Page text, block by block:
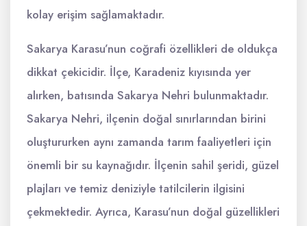
kolay erişim sağlamaktadır.
Sakarya Karasu’nun coğrafi özellikleri de oldukça
dikkat çekicidir. İlçe, Karadeniz kıyısında yer
alırken, batısında Sakarya Nehri bulunmaktadır.
Sakarya Nehri, ilçenin doğal sınırlarından birini
oluştururken aynı zamanda tarım faaliyetleri için
önemli bir su kaynağıdır. İlçenin sahil şeridi, güzel
plajları ve temiz deniziyle tatilcilerin ilgisini
çekmektedir. Ayrıca, Karasu’nun doğal güzellikleri